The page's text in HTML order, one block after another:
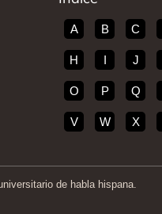
A B C
H J
O P Q
V W X
de habla hispana.